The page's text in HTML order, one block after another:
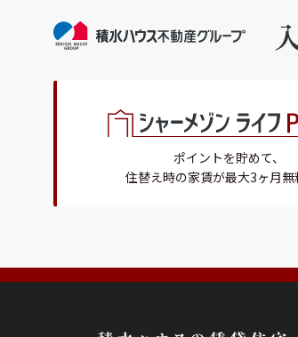
ポイントを貯めて、
住替え時の家賃が最大3ヶ月無